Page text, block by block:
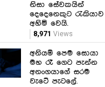
නිසා සේවකයින්
දෙදෙනෙකුට රැකියාව
අහිමි වෙයි.
8,971 Views
අනියම් පෙම සොයා
මහ රෑ ගෙට පැන්න
අනංගයාගේ සරම
වැටේ පැටලේ.